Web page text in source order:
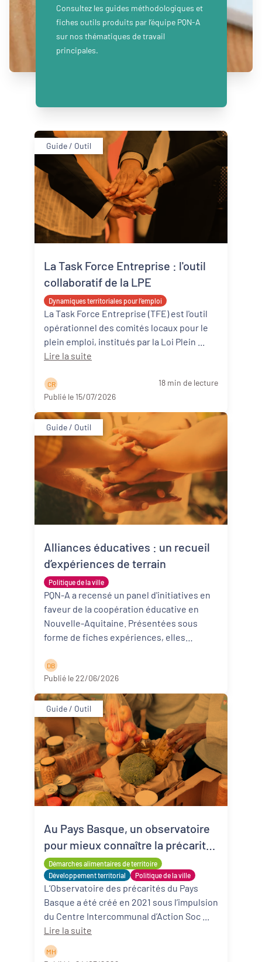
Consultez les guides méthodologiques et
fiches outils produits par l’équipe PQN-A
sur nos thématiques de travail
principales.
Guide / Outil
Dynamiques territoriales pour l’emploi
La Task Force Entreprise : l'outil
collaboratif de la LPE
La Task Force Entreprise (TFE) est l'outil
opérationnel des comités locaux pour le
Lire la suite
C R
18 min de lecture
Publié le 15/07/2026
Guide / Outil
Politique de la ville
Alliances éducatives : un recueil
d’expériences de terrain
PQN-A a recensé un panel d'initiatives en
faveur de la coopération éducative en
Nouvelle-Aquitaine. Présentées sous
forme de fiches expériences, elles
Lire la suite
D B
Publié le 22/06/2026
Guide / Outil
Démarches alimentaires de territoire
Développement territorial
Politique de la ville
Au Pays Basque, un observatoire
pour mieux connaître la précarité
alimentaire
L’Observatoire des précarités du Pays
Basque a été créé en 2021 sous l’impulsion
Lire la suite
M H